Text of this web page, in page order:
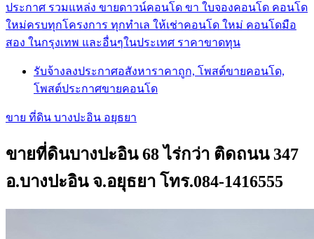
ประกาศ รวมแหล่ง ขายดาวน์คอนโด ขา ใบจองคอนโด คอนโด
ใหม่ครบทุกโครงการ ทุกทำเล ให้เช่าคอนโด ใหม่ คอนโดมือ
สอง ในกรุงเทพ และอื่นๆในประเทศ ราคาขาดทุน
รับจ้างลงประกาศอสังหาราคาถูก, โพสต์ขายคอนโด,
โพสต์ประกาศขายคอนโด
ขาย ที่ดิน บางปะอิน อยุธยา
ขายที่ดินบางปะอิน 68 ไร่กว่า ติดถนน 347
อ.บางปะอิน จ.อยุธยา โทร.084-1416555